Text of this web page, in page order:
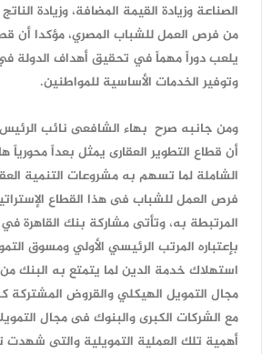
الصناعة وزيادة القيمة المضافة، وزيادة
من فرص العمل للشباب المصري، مؤكدا أن
يلعب دوراً مهماً في تحقيق أهداف الدولة
وتوفير الخدمات الأساسية للمواطنين.
ومن جانبه صرح بهاء الشافعى نائب الرئيس
أن قطاع التطوير العقارى يمثل بعداً محورياً
الشاملة لما تسهم به مشروعات التنمية
فرص العمل للشباب فى هذا القطاع
المرتبطة به، وتأتى مشاركة بنك القاهرة في
بإعتباره المرتب الرئيسي الأولي ومسوق
استهلاك خدمة الدين لما يتمتع به البنك
مجال التمويل الهيكلي والقروض
مع الشركات الكبرى والبنوك فى مجال